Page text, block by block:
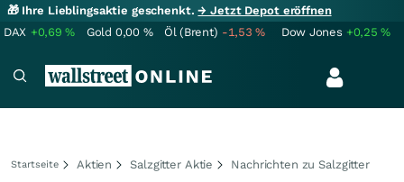
🎁 Ihre Lieblingsaktie geschenkt.→ Jetzt Depot eröffnen
DAX +0,69% Gold 0,00 % Öl (Brent) -1,53% Dow Jones +0,25%
Startseite Aktien Salzgitter Aktie Nachrichten zu Salzgitter